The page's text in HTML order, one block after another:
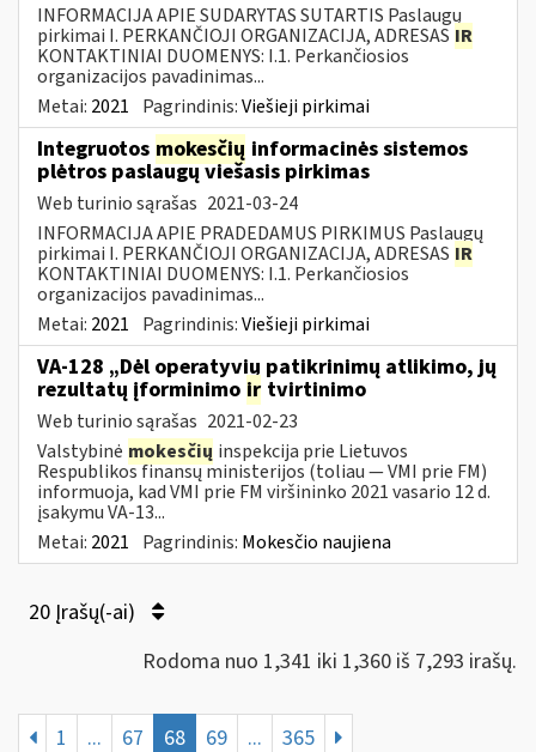
INFORMACIJA APIE SUDARYTAS SUTARTIS Paslaugų
pirkimai I. PERKANČIOJI ORGANIZACIJA, ADRESAS IR
KONTAKTINIAI DUOMENYS: I.1. Perkančiosios
organizacijos pavadinimas...
Metai: 2021 Pagrindinis:Viešieji pirkimai
Integruotos mokesčių informacinės sistemos
plėtros paslaugų viešasis pirkimas
Web turinio sąrašas 2021-03-24
INFORMACIJA APIE PRADEDAMUS PIRKIMUS Paslaugų
pirkimai I. PERKANČIOJI ORGANIZACIJA, ADRESAS IR
KONTAKTINIAI DUOMENYS: I.1. Perkančiosios
organizacijos pavadinimas...
Metai: 2021 Pagrindinis:Viešieji pirkimai
VA-128 „Dėl operatyvių patikrinimų atlikimo, jų
rezultatų įforminimo ir tvirtinimo
Web turinio sąrašas 2021-02-23
Valstybinė mokesčių inspekcija prie Lietuvos
Respublikos finansų ministerijos (toliau ― VMI prie FM)
informuoja, kad VMI prie FM viršininko 2021 vasario 12 d.
įsakymu VA-13...
Metai: 2021 Pagrindinis: Mokesčio naujiena
20 Įrašų(-ai)
Rodoma nuo 1,341 iki 1,360 iš 7,293 irašų.
1 ... 67 68 69 ... 365